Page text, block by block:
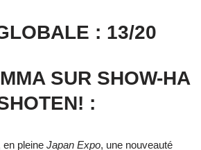
: 13/20
SUR SHOW-HA
:
en pleine Japan Expo, une nouveauté